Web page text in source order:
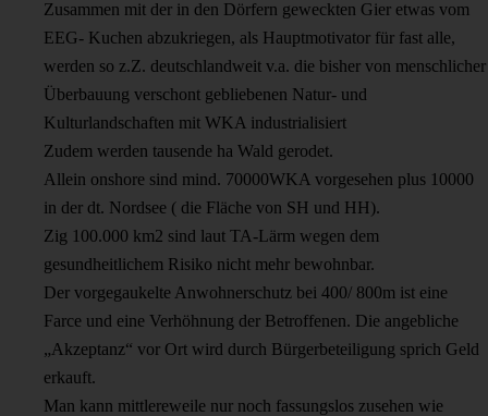
Zusammen mit der in den Dörfern geweckten Gier etwas vom
EEG- Kuchen abzukriegen, als Hauptmotivator für fast alle,
werden so z.Z. deutschlandweit v.a. die bisher von menschlicher
Überbauung verschont gebliebenen Natur- und
Kulturlandschaften mit WKA industrialisiert
Zudem werden tausende ha Wald gerodet.
Allein onshore sind mind. 70000WKA vorgesehen plus 10000
in der dt. Nordsee ( die Fläche von SH und HH).
Zig 100.000 km2 sind laut TA-Lärm wegen dem
gesundheitlichem Risiko nicht mehr bewohnbar.
Der vorgegaukelte Anwohnerschutz bei 400/ 800m ist eine
Farce und eine Verhöhnung der Betroffenen. Die angebliche
„Akzeptanz“ vor Ort wird durch Bürgerbeteiligung sprich Geld
erkauft.
Man kann mittlereweile nur noch fassungslos zusehen wie